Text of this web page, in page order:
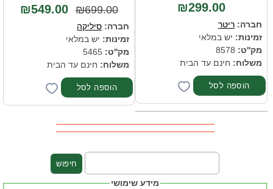
₪299.00
חברה:ריטר
זמינות: יש במלאי
מק''ט:
משלוח: חינם עד הבית
₪699.00
₪549.00
חברה: סיליקה
זמינות: יש במלאי
מק''ט:
משלוח: חינם עד הבית
מידע שימושי